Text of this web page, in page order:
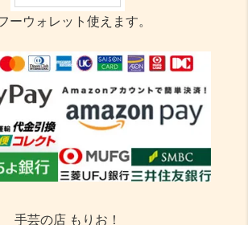
ーウォレット使えます。
手芸の店 もりお！